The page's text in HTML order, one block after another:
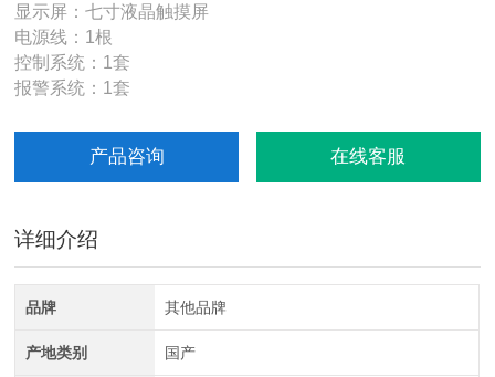
显示屏：七寸液晶触摸屏
电源线：1根
控制系统：1套
报警系统：1套
产品咨询 在线客服
详细介绍
品牌 其他品牌
产地类别 国产